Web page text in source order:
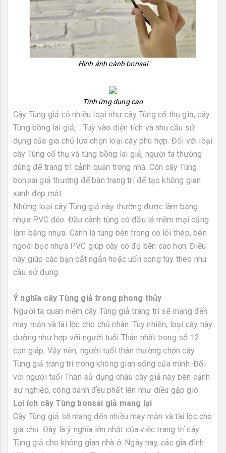
Hình ảnh cành bonsai
Tính ứng dụng cao
Cây Tùng giả có nhiều loại như cây Tùng cổ thụ giả, cây
Tùng bồng lai giả,… Tuỳ vào diện tích và nhu cầu sử
dụng của gia chủ lựa chọn loại cây phù hợp. Đối với loại
cây Tùng cổ thụ và tùng bồng lai giả, người ta thường
dùng để trang trí cảnh quan trong nhà. Còn cây Tùng
bonsai giả thường để bàn trang trí để tạo không gian
xanh đẹp mắt.
Những loại cây Tùng giả này thường được làm bằng
nhựa PVC dẻo. Đầu cành tùng có đầu lá mềm mại cũng
làm bằng nhựa. Cành lá tùng bên trong có lõi thép, bên
ngoài bọc nhựa PVC giúp cây có độ bền cao hơn. Điều
này giúp các bạn cắt ngắn hoặc uốn cong tùy theo nhu
cầu sử dụng.
Ý nghĩa cây Tùng giả trong phong thủy
Người ta quan niệm cây Tùng giả trang trí sẽ mang đến
may mắn và tài lộc cho chủ nhân. Tuy nhiên, loại cây này
dường như hợp với người tuổi Thân nhất trong số 12
con giáp. Vậy nên, người tuổi thân thường chọn cây
Tùng giả trang trí trong không gian sống của mình. Đối
với người tuổi Thân sử dụng chậu cây giả này bên cạnh
sự nghiệp, công danh đều phất lên như diều gặp gió.
Lợi ích cây Tùng bonsai giả mang lại
Cây Tùng giả sẽ mang đến nhiều may mắn và tài lộc cho
gia chủ. Đây là ý nghĩa lớn nhất của việc trang trí cây
Tùng giả cho không gian nhà ở. Ngày nay, các gia đình